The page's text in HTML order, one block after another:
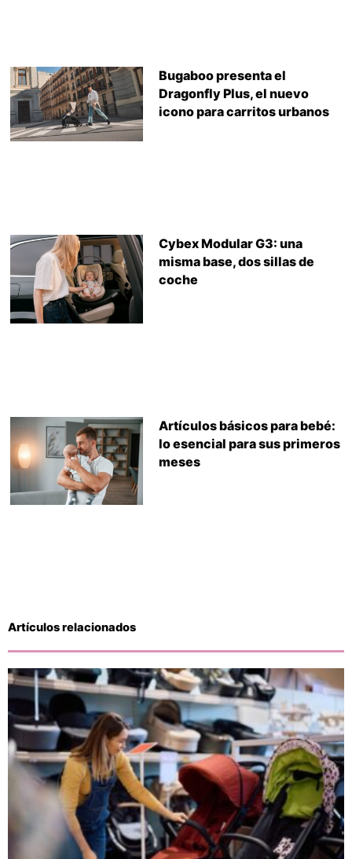
Bugaboo presenta el
Dragonfly Plus, el nuevo
icono para carritos urbanos
Cybex Modular G3: una
misma base, dos sillas de
coche
Artículos básicos para bebé:
lo esencial para sus primeros
meses
Artículos relacionados